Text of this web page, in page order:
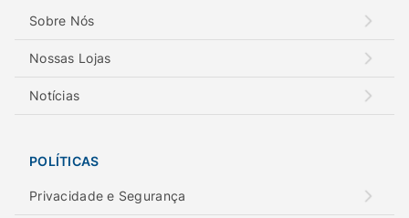
Sobre Nós
Nossas Lojas
Notícias
POLÍTICAS
Privacidade e Segurança